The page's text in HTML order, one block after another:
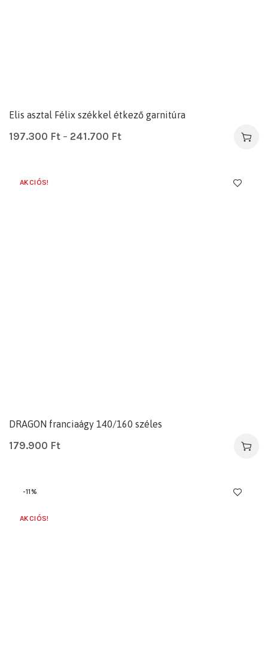
Elis asztal Félix székkel étkező garnitúra
197.300 Ft – 241.700 Ft
AKCIÓS!
DRAGON franciaágy 140/160 széles
179.900 Ft
-11%
AKCIÓS!